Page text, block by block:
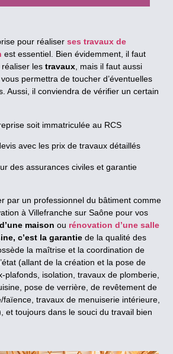
pour réaliser ses travaux de
est essentiel. Bien évidemment, il faut
les travaux, mais il faut aussi
permettra de toucher d’éventuelles
Aussi, il conviendra de vérifier un certain
soit immatriculée au RCS
avec les prix de travaux détaillés
des assurances civiles et garantie
par un professionnel du bâtiment comme
à Villefranche sur Saône pour vos
maison ou rénovation d’une salle
c’est la garantie de la qualité des
la maîtrise et la coordination de
(allant de la création et la pose de
plafonds, isolation, travaux de plomberie,
pose de verrière, de revêtement de
travaux de menuiserie intérieure,
toujours dans le souci du travail bien